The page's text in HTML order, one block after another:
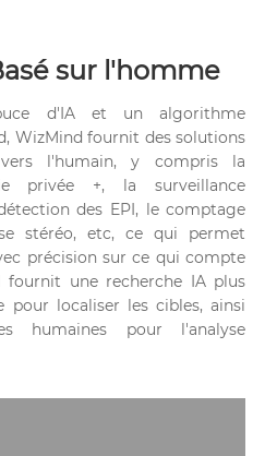
sur l'homme
d'IA et un algorithme
WizMind fournit des solutions
l'humain, y compris la
privée +, la surveillance
des EPI, le comptage
stéréo, etc, ce qui permet
précision sur ce qui compte
une recherche IA plus
pour localiser les cibles, ainsi
humaines pour l'analyse